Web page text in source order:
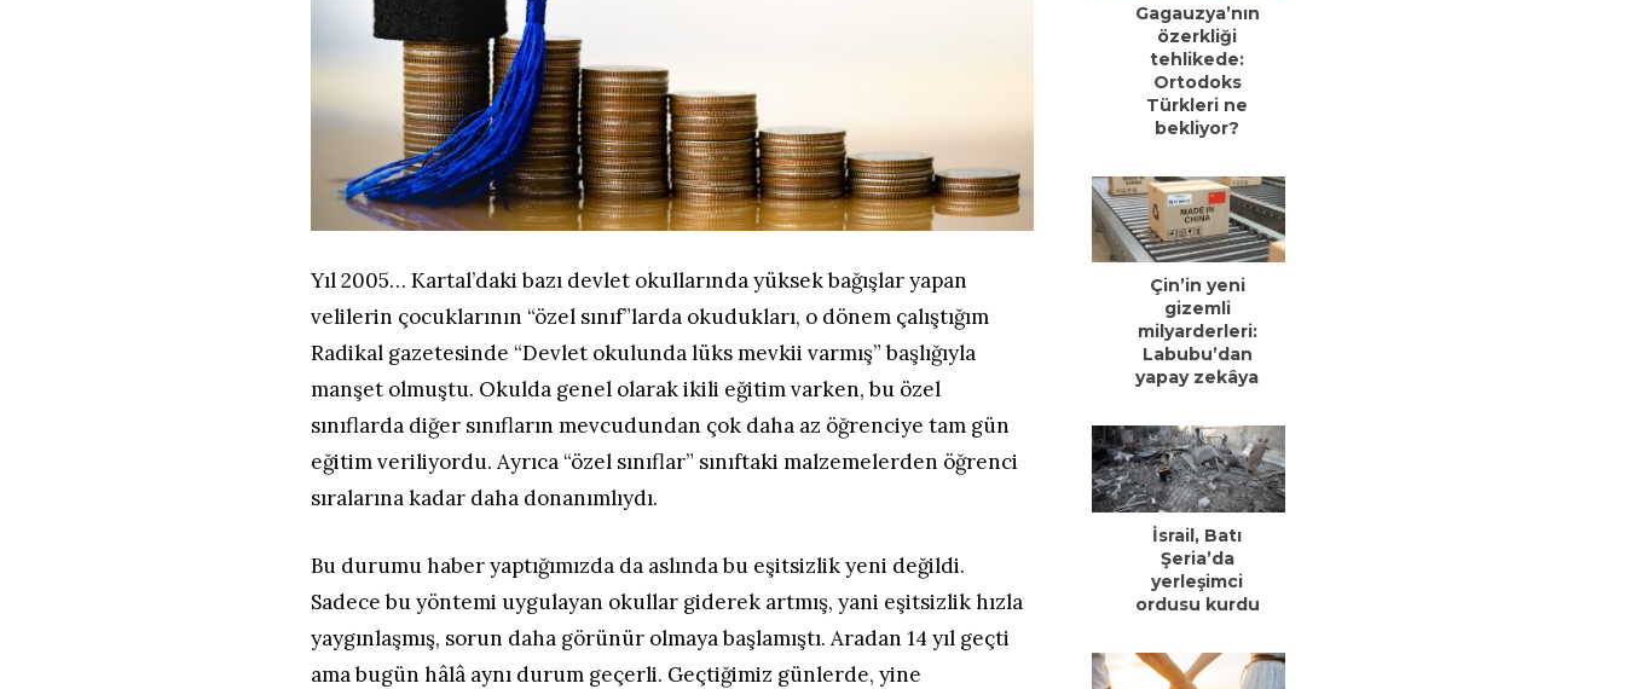
Yıl 2005… Kartal’daki bazı devlet okullarında yüksek bağışlar yapan
velilerin çocuklarının “özel sınıf”larda okudukları, o dönem çalıştığım
Radikal gazetesinde “Devlet okulunda lüks mevkii varmış” başlığıyla
manşet olmuştu. Okulda genel olarak ikili eğitim varken, bu özel
sınıflarda diğer sınıfların mevcudundan çok daha az öğrenciye tam gün
eğitim veriliyordu. Ayrıca “özel sınıflar” sınıftaki malzemelerden öğrenci
sıralarına kadar daha donanımlıydı.
Bu durumu haber yaptığımızda da aslında bu eşitsizlik yeni değildi.
Sadece bu yöntemi uygulayan okullar giderek artmış, yani eşitsizlik hızla
yaygınlaşmış, sorun daha görünür olmaya başlamıştı. Aradan 14 yıl geçti
ama bugün hâlâ aynı durum geçerli. Geçtiğimiz günlerde, yine
Gagauzya’nın
özerkliği
tehlikede:
Ortodoks
Türkleri ne
bekliyor?
Çin’in yeni
gizemli
milyarderleri:
Labubu’dan
yapay zekâya
İsrail, Batı
Şeria’da
yerleşimci
ordusu kurdu